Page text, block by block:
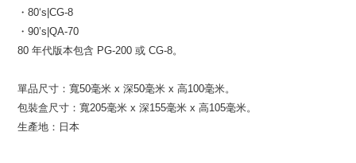
・80‘s|CG-8
・90’s|QA-70
80 年代版本包含 PG-200 或 CG-8。
單品尺寸：寬50毫米 x 深50毫米 x 高100毫米。
包裝盒尺寸：寬205毫米 x 深155毫米 x 高105毫米。
生產地：日本